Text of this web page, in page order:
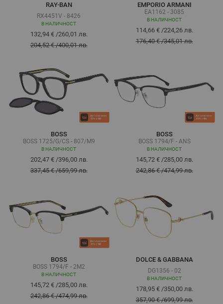
RAY-BAN
RX4451V - 8426
В НАЛИЧНОСТ
132,94 €/260,01 лв.
204,52 €/400,01 лв.
EMPORIO ARMANI
EA1162 - 3085
В НАЛИЧНОСТ
114,66 €/224,26 лв.
176,40 €/345,01 лв.
BOSS
BOSS 1725/G/CS - 807/M9
В НАЛИЧНОСТ
202,47 €/396,00 лв.
337,45 €/659,99 лв.
BOSS
BOSS 1794/F - ANS
В НАЛИЧНОСТ
145,72 €/285,00 лв.
242,86 €/474,99 лв.
BOSS
BOSS 1794/F - 2M2
В НАЛИЧНОСТ
145,72 €/285,00 лв.
242,86 €/474,99 лв.
DOLCE & GABBANA
DG1356 - 02
В НАЛИЧНОСТ
178,95 €/350,00 лв.
357,90 €/699,99 лв.